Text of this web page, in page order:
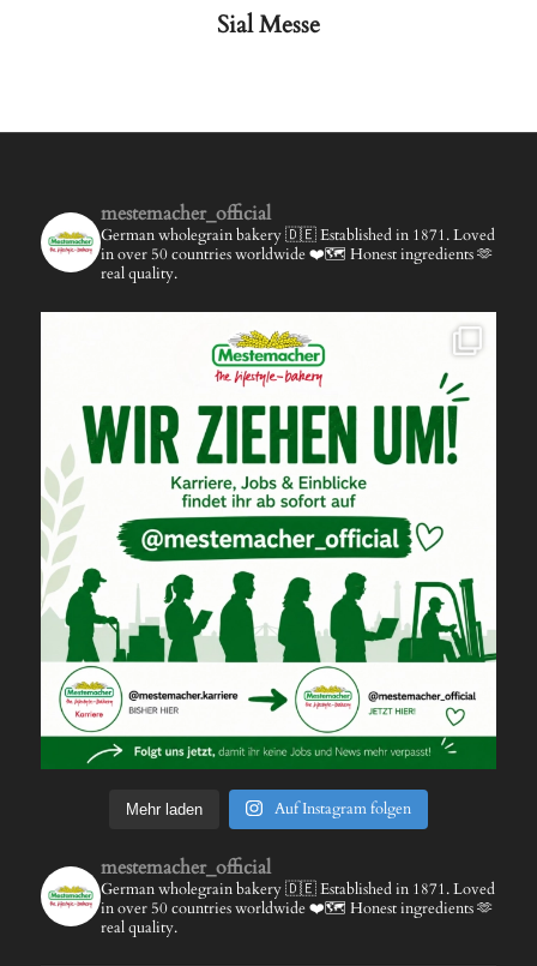
Sial Messe
mestemacher_official
German wholegrain bakery 🇩🇪Established in 1871.Loved
in over 50 countries worldwide ❤️🗺️ Honest ingredients 🫶
real quality.
Mehr laden Auf Instagram folgen
mestemacher_official
German wholegrain bakery 🇩🇪Established in 1871.Loved
in over 50 countries worldwide ❤️🗺️ Honest ingredients 🫶
real quality.